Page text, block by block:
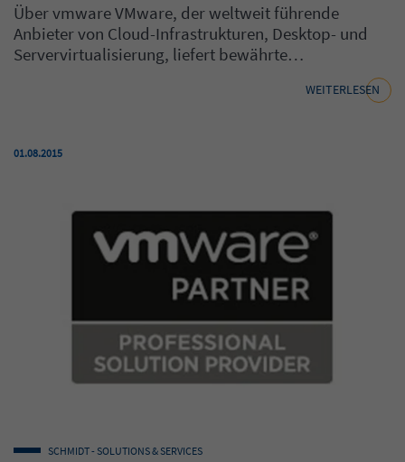
Über vmware VMware, der weltweit führende
Anbieter von Cloud-Infrastrukturen, Desktop- und
Servervirtualisierung, liefert bewährte…
WEITERLESEN
Veröffentlicht am:
01.08.2015
SCHMIDT - SOLUTIONS & SERVICES